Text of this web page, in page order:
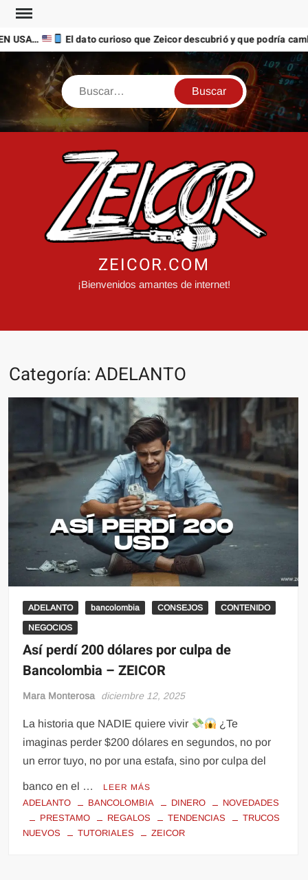
Saltar
contenido
USA… El dato curioso que Zeicor descubrió y que podría
Buscar
ZEICOR.COM
¡Bienvenidos amantes de internet!
Categoría:ADELANTO
ADELANTO bancolombia CONSEJOS CONTENIDO
NEGOCIOS
Así perdí 200 dólares por culpa de
Bancolombia – ZEICOR
Mara Monterosa diciembre 12, 2025
La historia que NADIE quiere vivir
¿Te
imaginas perder $200 dólares en segundos, no por
un error tuyo, no por una estafa, sino por culpa del
banco en el … LEER MÁS
ADELANTO BANCOLOMBIA DINERO
NOVEDADES
PRESTAMO
REGALOS TENDENCIAS
TRUCOS
NUEVOS
TUTORIALES ZEICOR